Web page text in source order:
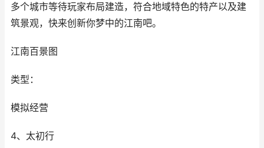
多个城市等待玩家布局建造，符合地域特色的特产以及建
筑景观，快来创新你梦中的江南吧。
江南百景图
类型：
模拟经营
4、太初行